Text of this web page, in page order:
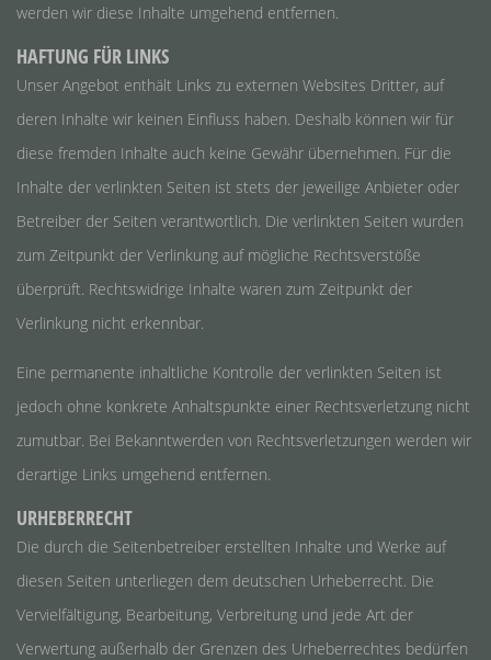
werden wir diese Inhalte umgehend entfernen.
HAFTUNG FÜR LINKS
Unser Angebot enthält Links zu externen Websites Dritter, auf
deren Inhalte wir keinen Einfluss haben. Deshalb können wir für
diese fremden Inhalte auch keine Gewähr übernehmen. Für die
Inhalte der verlinkten Seiten ist stets der jeweilige Anbieter oder
Betreiber der Seiten verantwortlich. Die verlinkten Seiten wurden
zum Zeitpunkt der Verlinkung auf mögliche Rechtsverstöße
überprüft. Rechtswidrige Inhalte waren zum Zeitpunkt der
Verlinkung nicht erkennbar.
Eine permanente inhaltliche Kontrolle der verlinkten Seiten ist
jedoch ohne konkrete Anhaltspunkte einer Rechtsverletzung nicht
zumutbar. Bei Bekanntwerden von Rechtsverletzungen werden wir
derartige Links umgehend entfernen.
URHEBERRECHT
Die durch die Seitenbetreiber erstellten Inhalte und Werke auf
diesen Seiten unterliegen dem deutschen Urheberrecht. Die
Vervielfältigung, Bearbeitung, Verbreitung und jede Art der
Verwertung außerhalb der Grenzen des Urheberrechtes bedürfen